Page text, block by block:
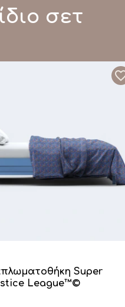
σετ
Super
League™©